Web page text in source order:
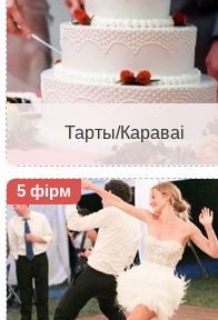
Тарты/Караваі
5 фірм